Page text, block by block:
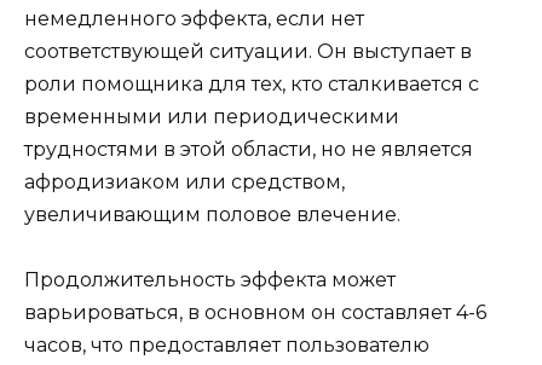
немедленного эффекта, если нет
соответствующей ситуации. Он выступает в
роли помощника для тех, кто сталкивается с
временными или периодическими
трудностями в этой области, но не является
афродизиаком или средством,
увеличивающим половое влечение.
Продолжительность эффекта может
варьироваться, в основном он составляет 4-6
часов, что предоставляет пользователю